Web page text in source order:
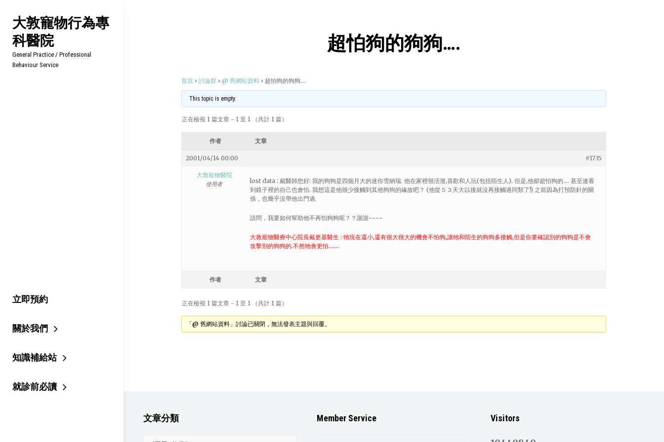
content
大敦寵物行為專
科醫院
General Practice / Professional
Behaviour Service
立即預約
關於我們
知識補給站
就診前必讀
超怕狗的狗狗….
首頁 › 討論群 › @ 舊網站資料 › 超怕狗的狗狗….
This topic is empty.
正在檢視 1 篇文章 - 1 至 1 （共計 1 篇）
作者 文章
2001/04/14 00:00 #1735
大敦寵物醫院
使用者
lost data : 戴醫師您好: 我的狗狗是四個月大的迷你雪納瑞. 他在家裡很活潑,喜歡和人玩(包括陌生人). 但是,他卻超怕狗的…. 甚至連看
到鏡子裡的自己也會怕. 我想這是他很少接觸到其他狗狗的緣故吧？ (他從５３天大以後就沒再接觸過同類了!) 之前因為打預防針的關
係，也幾乎沒帶他出門過.
請問，我要如何幫助他不再怕狗狗呢？？謝謝~~~~
大敦寵物醫療中心院長戴更基醫生 : 牠現在還小,還有很大很大的機會不怕狗,讓牠和陌生的狗狗多接觸,但是你要確認別的狗狗是不會
攻擊別的狗狗的.不然牠會更怕…….
作者 文章
正在檢視 1 篇文章 - 1 至 1 （共計 1 篇）
「@ 舊網站資料」討論已關閉，無法發表主題與回覆。
文章分類 Member Service Visitors